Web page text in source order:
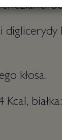
diglicerydy
kłosa.